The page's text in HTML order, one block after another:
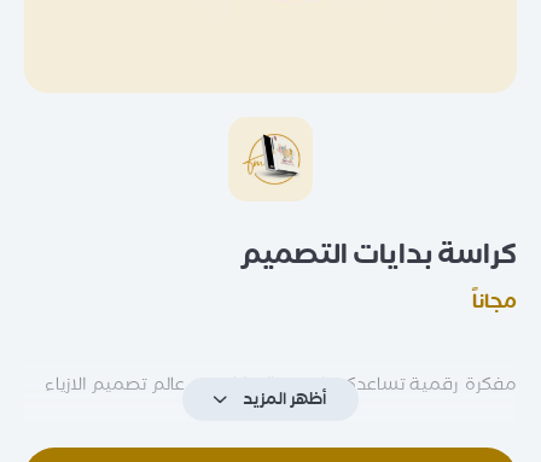
كراسة بدايات التصميم
مجاناً
مفكرة رقمية تساعدكم لفهم البدايات في عالم تصميم الازياء
أظهر المزيد